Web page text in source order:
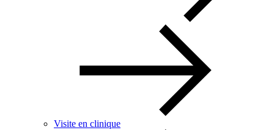
Visite en clinique